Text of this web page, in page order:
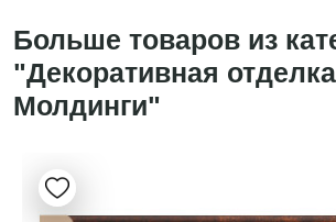
Больше товаров из
"Декоративная
Молдинги"